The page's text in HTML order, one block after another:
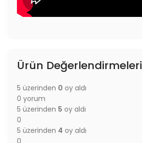
Ürün Değerlendirmeleri
5 üzerinden 0 oy aldı
0 yorum
5 üzerinden 5 oy aldı
0
5 üzerinden 4 oy aldı
0